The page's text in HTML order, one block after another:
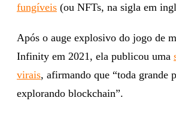
fungíveis (ou NFTs, na sigla em
Após o auge explosivo do jogo de
Infinity em 2021, ela publicou uma
virais, afirmando que “toda grande
explorando blockchain”.